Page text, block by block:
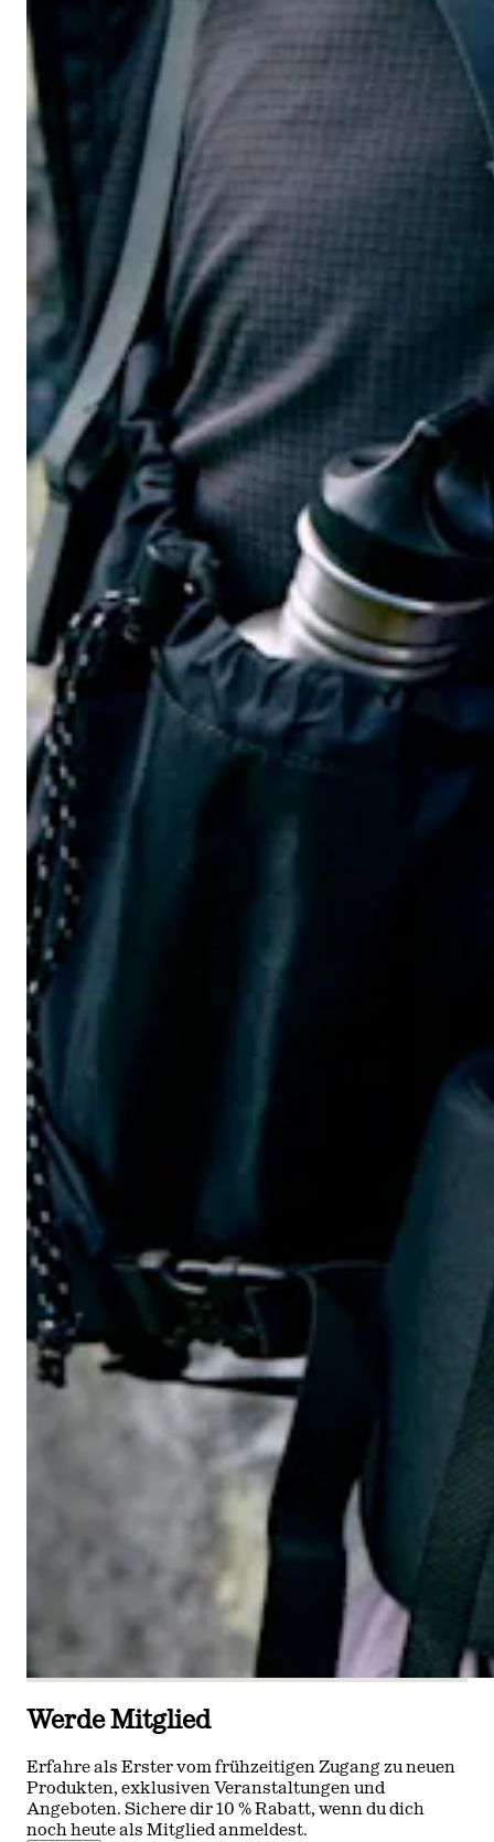
Werde Mitglied
Erfahre als Erster vom frühzeitigen Zugang zu neuen
Produkten, exklusiven Veranstaltungen und
Angeboten. Sichere dir 10 % Rabatt, wenn du dich
noch heute als Mitglied anmeldest.